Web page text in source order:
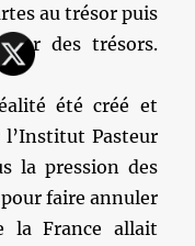
au trésor puis
des trésors.
été créé et
l’Institut Pasteur
la pression des
faire annuler
la France allait